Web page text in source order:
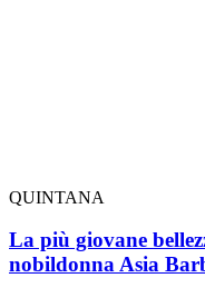
QUINTANA
La più giovane
nobildonna Asia